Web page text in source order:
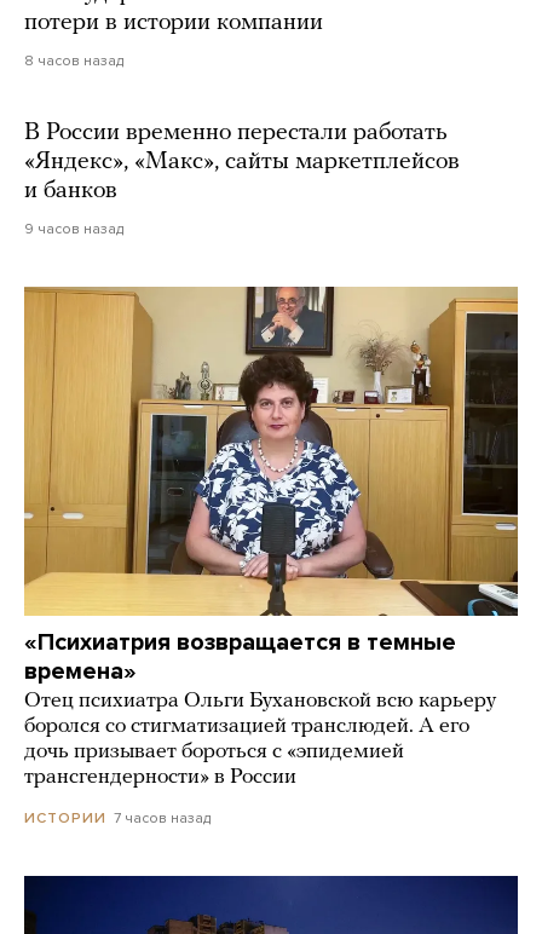
потери в истории компании
8 часов назад
В России временно перестали работать
«Яндекс», «Макс», сайты маркетплейсов
и банков
9 часов назад
«Психиатрия возвращается в темные
времена»
Отец психиатра Ольги Бухановской всю карьеру
боролся со стигматизацией транслюдей. А его
дочь призывает бороться с «эпидемией
трансгендерности» в России
ИСТОРИИ 7 часов назад